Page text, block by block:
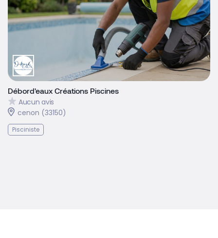
Débord'eaux Créations Piscines
Aucun avis
cenon (33150)
Pisciniste